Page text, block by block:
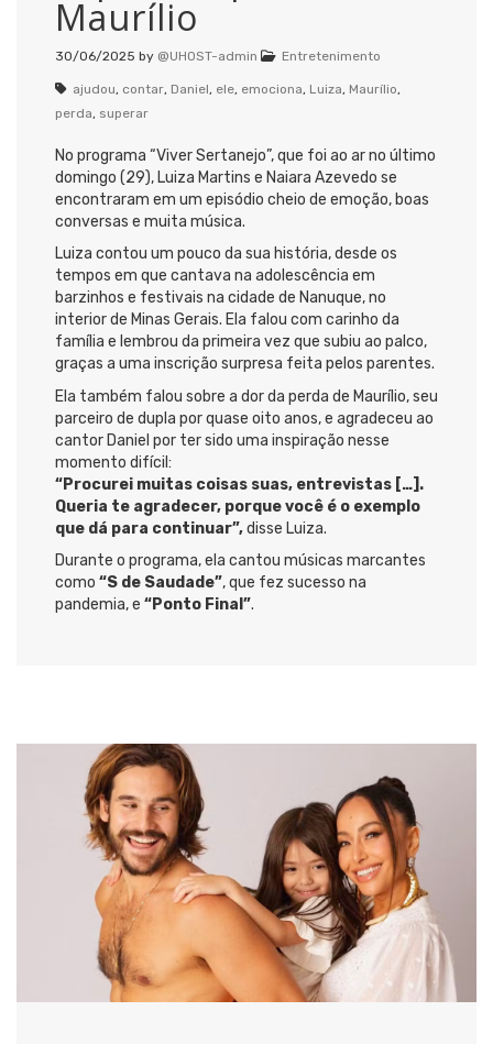
Maurílio
30/06/2025 by @UHOST-admin Entretenimento
ajudou, contar, Daniel, ele, emociona, Luiza, Maurílio,
perda, superar
No programa “Viver Sertanejo”, que foi ao ar no último
domingo (29), Luiza Martins e Naiara Azevedo se
encontraram em um episódio cheio de emoção, boas
conversas e muita música.
Luiza contou um pouco da sua história, desde os
tempos em que cantava na adolescência em
barzinhos e festivais na cidade de Nanuque, no
interior de Minas Gerais. Ela falou com carinho da
família e lembrou da primeira vez que subiu ao palco,
graças a uma inscrição surpresa feita pelos parentes.
Ela também falou sobre a dor da perda de Maurílio, seu
parceiro de dupla por quase oito anos, e agradeceu ao
cantor Daniel por ter sido uma inspiração nesse
momento difícil:
“Procurei muitas coisas suas, entrevistas […].
Queria te agradecer, porque você é o exemplo
que dá para continuar”,disse Luiza.
Durante o programa, ela cantou músicas marcantes
como “S de Saudade”, que fez sucesso na
pandemia, e “Ponto Final”.